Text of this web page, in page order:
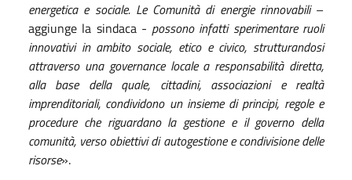
energetica e sociale. Le Comunità di energie rinnovabili –
aggiunge la sindaca - possono infatti sperimentare ruoli
innovativi in ambito sociale, etico e civico, strutturandosi
attraverso una governance locale a responsabilità diretta,
alla base della quale, cittadini, associazioni e realtà
imprenditoriali, condividono un insieme di principi, regole e
procedure che riguardano la gestione e il governo della
comunità, verso obiettivi di autogestione e condivisione delle
risorse».